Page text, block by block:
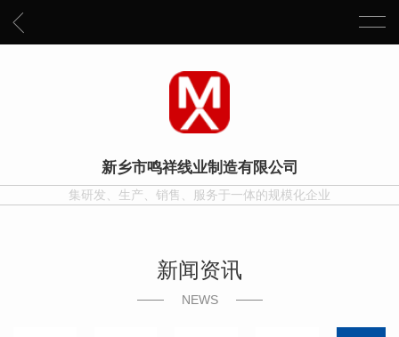
新乡市鸣祥线业制造有限公司
集研发、生产、销售、服务于一体的规模化企业
新闻资讯
NEWS